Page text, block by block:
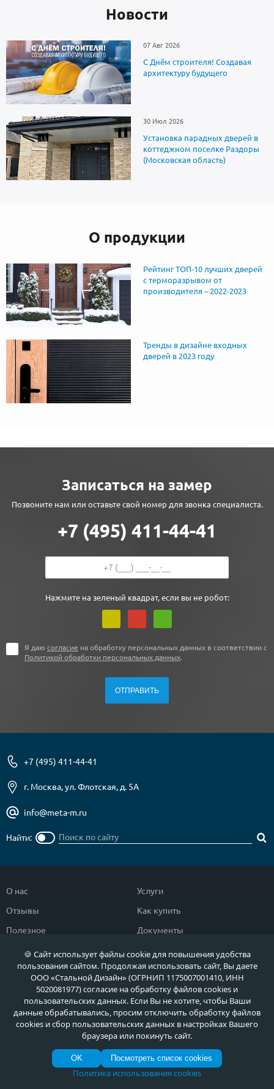
Новоcти
07 Авг 2026
С Днём строителя! Создавая
архитектуру будущего
30 Июл 2026
Установка парадных дверей в
коттеджном поселке Раздоры
(Московская область)
О продукции
Рейтинг ТОП-10 лучших дверей
с терморазрывом от
производителя – 2022-2023
Тренды в дизайне входных
дверей в 2023 году
Записаться на замер
Позвоните нам или оставьте свой номер для звонка специалиста.
+7 (495) 411-44-41
Нажмите на зеленый квадрат, если вы не робот:
Я даю согласие на обработку персональных данных в соответствии с
Политикой обработки персональных данных.
+7 (495) 411-44-41
г. Москва, ул. Флотская, д. 5А
info@meta-m.ru
Найти:
О нас
Отзывы
Полезное
Новости
Контакты
Услуги
Как купить
Документы
Фото продукции
Гарантии и возврат
Каталог дверей
Двери со скидкой
Популярные двери
Быстрый подбор двери
Двери в дом
Парадные двери
Двери в квартиру
Тамбурные двери
🍪 Сайт использует файлы cookie для повышения удобства
пользования сайтом. Продолжая использовать сайт, Вы даете
ООО «Стальной Дизайн» (ОГРНИП 1175007001410, ИНН
5020081977) согласие на обработку файлов cookies и
пользовательских данных. Если Вы не хотите, чтобы Ваши
данные обрабатывались, просим отключить обработку файлов
cookies и сбор пользовательских данных в настройках Вашего
браузера или покинуть сайт.
OK Посмотреть список cookies
Политика использования cookies